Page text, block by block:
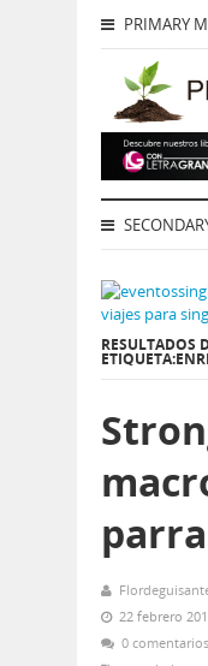
PRIMARY
RESULTADOS
22 febrero
0 comentarios